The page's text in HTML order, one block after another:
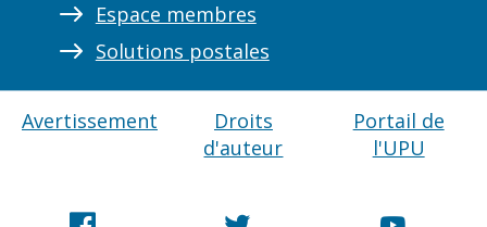
Espace membres
Solutions postales
Avertissement
Droits
d'auteur
Portail de
l'UPU